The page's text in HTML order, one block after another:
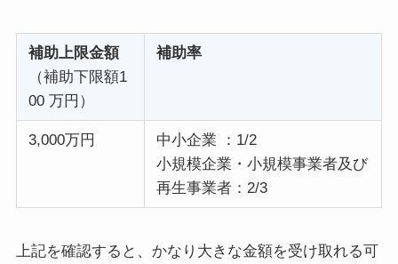
補助上限金額
（補助下限額1
00 万円）
補助率
3,000万円
中小企業 ：1/2
小規模企業・小規模事業者及び
再生事業者：2/3
上記を確認すると、かなり大きな金額を受け取れる可